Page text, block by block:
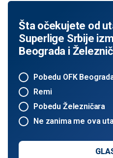
Šta očekujete od
Superlige Srbije
Beograda i
Pobedu OFK
Remi
Pobedu Železničara
Ne zanima me ova